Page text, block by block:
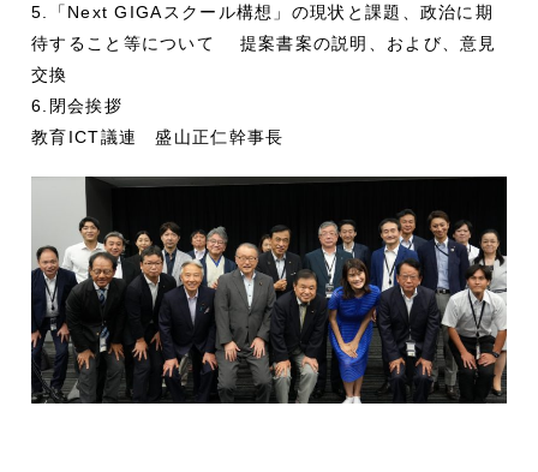
5.「Next GIGAスクール構想」の現状と課題、政治に期
待すること等について 提案書案の説明、および、意見
交換
6.閉会挨拶
教育ICT議連 盛山正仁幹事長